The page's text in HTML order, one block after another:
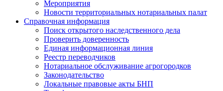
Мероприятия
Новости территориальных нотариальных палат
Справочная информация
Поиск открытого наследственного дела
Проверить доверенность
Единая информационная линия
Реестр переводчиков
Нотариальное обслуживание агрогородков
Законодательство
Локальные правовые акты БНП